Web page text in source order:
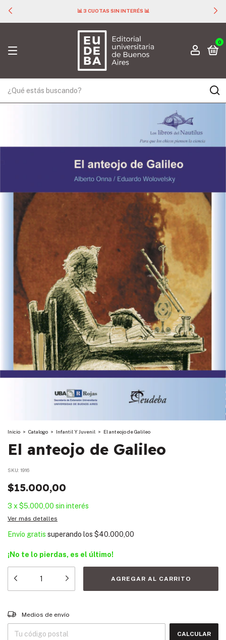
📊 3 CUOTAS SIN INTERÉS 📊
0
Inicio > Catalogo > Infantil Y Juvenil > El anteojo de Galileo
El anteojo de Galileo
SKU: 1916
$15.000,00
3 x $5.000,00 sin interés
Ver más detalles
Envío gratis superando los $40.000,00
¡No te lo pierdas, es el último!
Entregas para el CP:
Medios de envío
CALCULAR